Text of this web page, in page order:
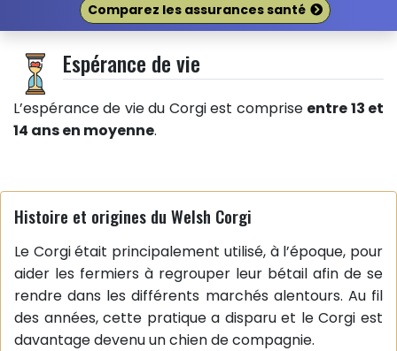
Comparez les assurances santé
Espérance de vie
L’espérance de vie du Corgi est comprise entre 13 et
14 ans en moyenne.
Histoire et origines du Welsh Corgi
Le Corgi était principalement utilisé, à l’époque, pour
aider les fermiers à regrouper leur bétail afin de se
rendre dans les différents marchés alentours. Au fil
des années, cette pratique a disparu et le Corgi est
davantage devenu un chien de compagnie.